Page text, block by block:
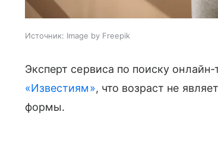
Источник: Image by Freepik
Эксперт сервиса по поиску
«Известиям», что возраст не
формы.